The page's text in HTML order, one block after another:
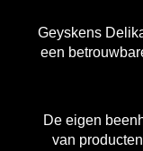
Geyskens
een
De eigen
van